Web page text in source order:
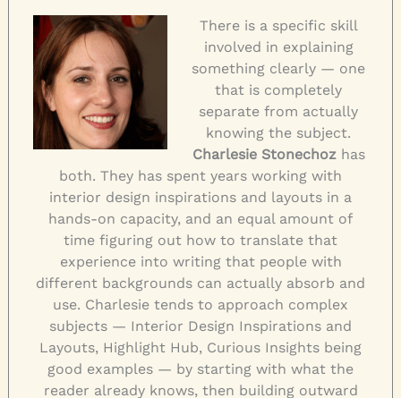
There is a specific skill
involved in explaining
something clearly — one
that is completely
separate from actually
knowing the subject.
Charlesie Stonechozhas
both. They has spent years working with
interior design inspirations and layouts in a
hands-on capacity, and an equal amount of
time figuring out how to translate that
experience into writing that people with
different backgrounds can actually absorb and
use. Charlesie tends to approach complex
subjects — Interior Design Inspirations and
Layouts, Highlight Hub, Curious Insights being
good examples — by starting with what the
reader already knows, then building outward